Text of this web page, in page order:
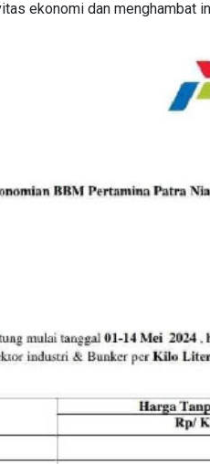
ekonomi dan menghambat